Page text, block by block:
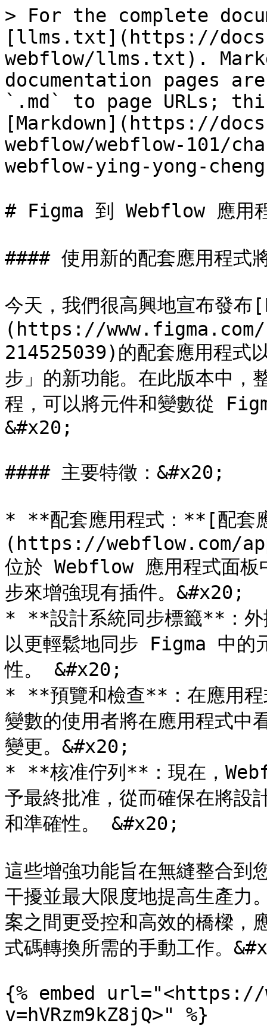
> For the complete
[llms.txt](https://
webflow/llms.txt).
documentation pages
`.md` to page URLs;
[Markdown](https://
webflow/webflow-101/
webflow-ying-yong-
# Figma 到 Webflow 應用
#### 使用新的配套應用程
今天，我們很高興地宣布
(https://www.figma.com/
214525039)的配套應用程式
步」的新功能。在此版本中，
程，可以將元件和變數從
&#x20;
#### 主要特徵：&#x20;
* **配套應用程式：**[配套
(https://webflow.com/
位於 Webflow 應用程式面
步來增強現有插件。&#x20;
* **設計系統同步標籤**：外
以更輕鬆地同步 Figma 中的
性。 &#x20;
* **預覽和檢查**：在應用程
變數的使用者將在應用程式中
變更。&#x20;
* **核准佇列**：現在，
予最終批准，從而確保在將設
和準確性。 &#x20;
這些增強功能旨在無縫整合到
干擾並最大限度地提高生產
案之間更受控和高效的橋樑，
式碼轉換所需的手動工作。
{% embed url="<https://
v=hVRzm9kZ8jQ>" %}